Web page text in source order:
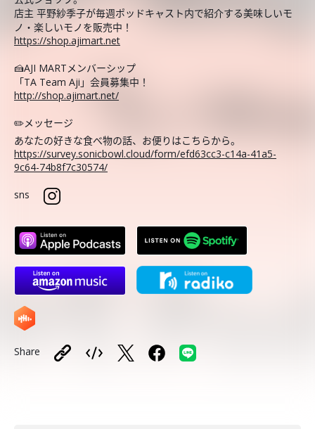
店主 平野紗季子が毎週ポッドキャスト内で紹介する美味しいモ
ノ・楽しいモノを販売中！
https://shop.ajimart.net
🍰AJI MARTメンバーシップ
「TA Team Aji」会員募集中！
http://shop.ajimart.net/
✏️メッセージ
あなたの好きな食べ物の話、お便りはこちらから。
https://survey.sonicbowl.cloud/form/efd63cc3-c14a-41a5-
9c64-74b8f7c30574/
sns
Share